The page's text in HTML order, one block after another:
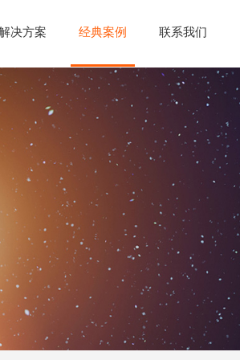
决方案 经典案例 联系我们